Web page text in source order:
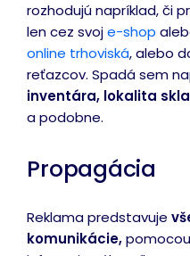
rozhodujú napríklad, či
len cez svoje-shop
online trhoviská, alebo
reťazcov. Spadá sem
inventára, lokalita
a podobne.
Propagácia
Reklama predstavuje
komunikácie,